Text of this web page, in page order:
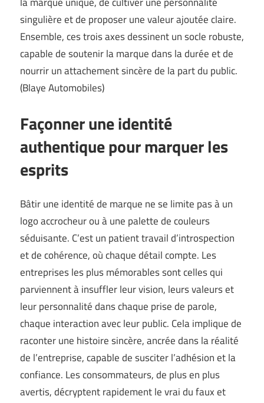
singulière et de proposer une valeur ajoutée claire.
Ensemble, ces trois axes dessinent un socle robuste,
capable de soutenir la marque dans la durée et de
nourrir un attachement sincère de la part du public.
(Blaye Automobiles)
Façonner une identité
authentique pour marquer les
esprits
Bâtir une identité de marque ne se limite pas à un
logo accrocheur ou à une palette de couleurs
séduisante. C’est un patient travail d’introspection
et de cohérence, où chaque détail compte. Les
entreprises les plus mémorables sont celles qui
parviennent à insuffler leur vision, leurs valeurs et
leur personnalité dans chaque prise de parole,
chaque interaction avec leur public. Cela implique de
raconter une histoire sincère, ancrée dans la réalité
de l’entreprise, capable de susciter l’adhésion et la
confiance. Les consommateurs, de plus en plus
avertis, décryptent rapidement le vrai du faux et